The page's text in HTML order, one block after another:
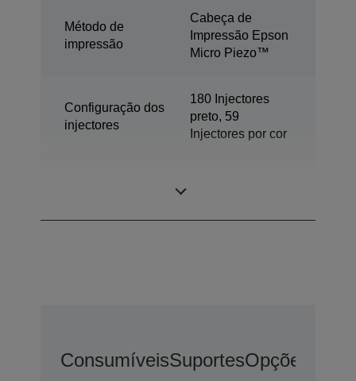
Método de
impressão
Cabeça de
Impressão Epson
Micro Piezo™
Configuração dos
injectores
180 Injectores
preto, 59
Injectores por cor
ConsumíveisSuportesOpções De